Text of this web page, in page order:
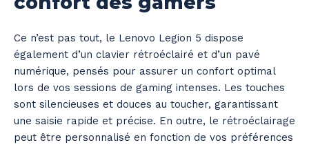
Ce n’est pas tout, le Lenovo Legion 5 dispose
également d’un clavier rétroéclairé et d’un pavé
numérique, pensés pour assurer un confort optimal
lors de vos sessions de gaming intenses. Les touches
sont silencieuses et douces au toucher, garantissant
une saisie rapide et précise. En outre, le rétroéclairage
peut être personnalisé en fonction de vos préférences